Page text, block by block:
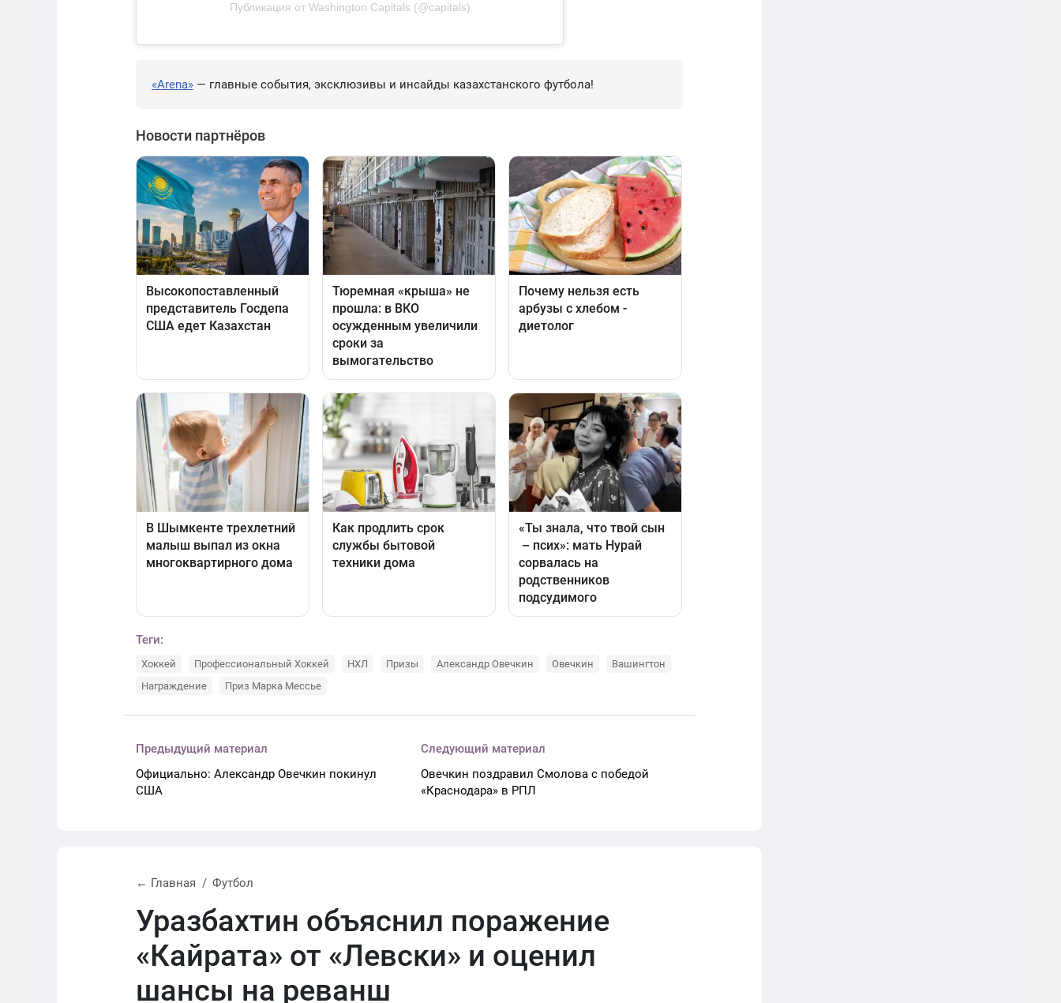
Публикация от Washington Capitals (@capitals)
«Arena» — главные события, эксклюзивы и инсайды казахстанского футбола!
Теги:
Хоккей Профессиональный Хоккей НХЛ Призы Александр Овечкин Овечкин
Вашингтон
Награждение
Приз Марка Мессье
Предыдущий материал
Официально: Александр Овечкин покинул
США
Следующий материал
Овечкин поздравил Смолова с победой
«Краснодара» в РПЛ
← Главная Футбол
Уразбахтин объяснил поражение
«Кайрата» от «Левски» и оценил
шансы на реванш